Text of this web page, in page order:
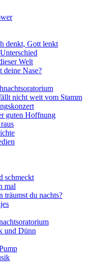
denkt, Gott lenkt
Welt
deine Nase?
nicht weit vom Stamm
guten Hoffnung
schmeckt
mal
träumst du nachts?
und Dünn